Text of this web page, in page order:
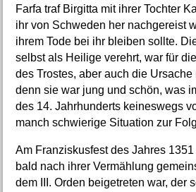
Farfa traf Birgitta mit ihrer Tochter
ihr von Schweden her nachgereist
ihrem Tode bei ihr bleiben sollte.
selbst als Heilige verehrt, war für
des Trostes, aber auch die Ursache
denn sie war jung und schön, was
des 14. Jahrhunderts keineswegs
manch schwierige Situation zur
Am Franziskusfest des Jahres
bald nach ihrer Vermählung
dem III. Orden beigetreten war, der